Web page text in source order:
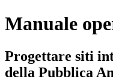
Manuale
Progettare siti
della Pubblica